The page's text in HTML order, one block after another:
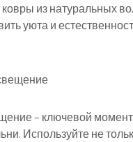
из натуральных
уюта и
– ключевой
Используйте не